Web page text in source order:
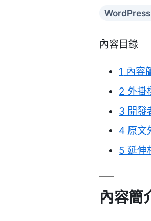
內容目錄
1 內容
2 外掛
3 開發
4 原文
5 延伸
內容簡